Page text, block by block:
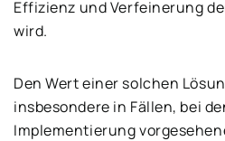
Effizienz und Verfeinerung
wird.
Den Wert einer solchen
insbesondere in Fällen, bei
Implementierung